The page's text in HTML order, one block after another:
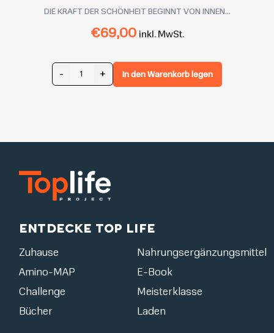
DIE KRAFT DER SCHÖNHEIT BEGINNT VON INNEN...
€69,00 inkl. MwSt.
- + In den Warenkorb legen
Entdecke Top Life
Zuhause
Nahrungsergänzungsmittel
Amino-MAP
E-Book
Challenge
Meisterklasse
Bücher
Laden